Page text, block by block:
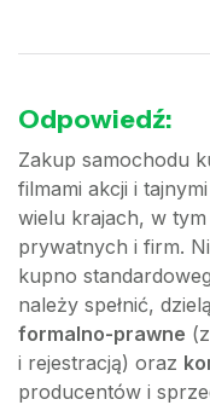
Odpowiedź:
Zakup samochodu
filmami akcji i
wielu krajach, w
prywatnych i firm.
kupno
należy spełnić,
formalno-prawne
i rejestracją) oraz
producentów i